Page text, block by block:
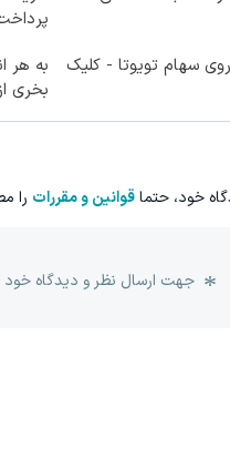
پرداخت 12
سهام تویوتا - کلیک
به هر
بخری
خود، حتماقوانین و مقررات را
جهت ارسال نظر و دیدگاه خود